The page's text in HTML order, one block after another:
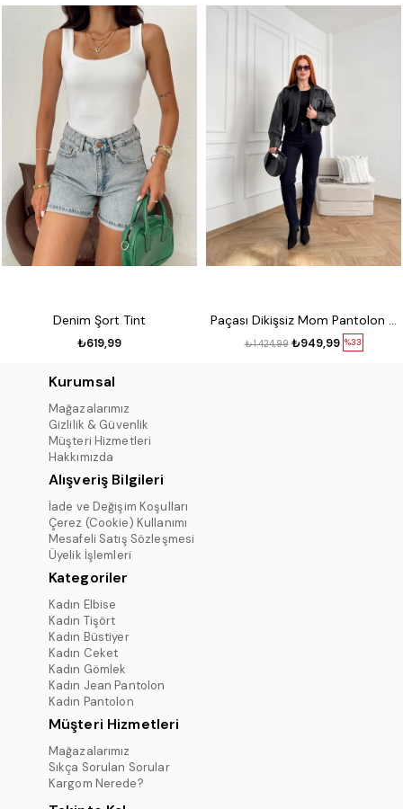
Denim Şort Tint
₺619,99
Paçası Dikişsiz Mom Pantolon 17 lacivert
%33
₺949,99
₺1.424,99
Kurumsal
Mağazalarımız
Gizlilik & Güvenlik
Müşteri Hizmetleri
Hakkımızda
Alışveriş Bilgileri
İade ve Değişim Koşulları
Çerez (Cookie) Kullanımı
Mesafeli Satış Sözleşmesi
Üyelik İşlemleri
Kategoriler
Kadın Elbise
Kadın Tişört
Kadın Büstiyer
Kadın Ceket
Kadın Gömlek
Kadın Jean Pantolon
Kadın Pantolon
Müşteri Hizmetleri
Mağazalarımız
Sıkça Sorulan Sorular
Kargom Nerede?